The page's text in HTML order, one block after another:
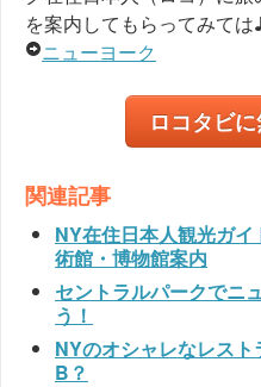
を案内してもらってみては
ニューヨーク
ロコタビ
関連記事
NY在住日本人観光ガ
術館・博物館案内
セントラルパークでニ
う！
NYのオシャレなレス
B？